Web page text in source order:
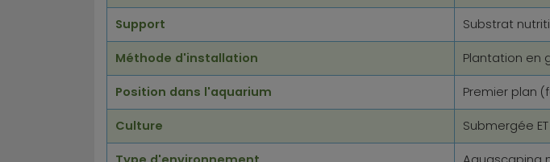
Support Substrat
Méthode d'installation Plantation en
Position dans l'aquarium Premier plan
Culture Submergée